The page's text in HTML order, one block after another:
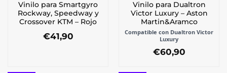
Vinilo para Smartgyro
Rockway, Speedway y
Crossover KTM – Rojo
€41,90
Vinilo para Dualtron
Victor Luxury – Aston
Martin&Aramco
Compatible con Dualtron Victor
Luxury
€60,90